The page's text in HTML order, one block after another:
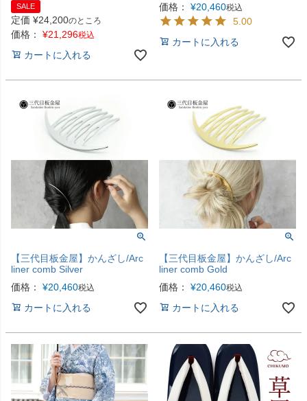
SALE
定価 ¥24,200のところ
価格： ¥21,296税込
カートに入れる
価格：
¥20,460税込
5.00
カートに入れる
【三代目板金屋】かんざし/Arc
liner comb Silver
価格：
¥20,460税込
カートに入れる
【三代目板金屋】かんざし/Arc
liner comb Gold
価格：
¥20,460税込
カートに入れる